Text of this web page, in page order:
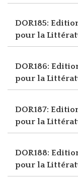
DOR185:
pour la
DOR186:
pour la
DOR187:
pour la
DOR188:
pour la